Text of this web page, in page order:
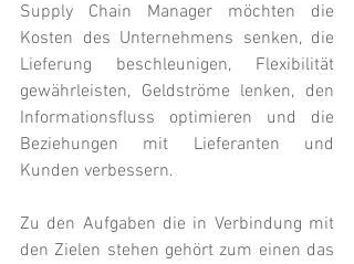
Supply Chain Manager möchten die
Kosten des Unternehmens senken, die
Lieferung beschleunigen, Flexibilität
gewährleisten, Geldströme lenken, den
Informationsfluss optimieren und die
Beziehungen mit Lieferanten und
Kunden verbessern.
Zu den Aufgaben die in Verbindung mit
den Zielen stehen gehört zum einen das